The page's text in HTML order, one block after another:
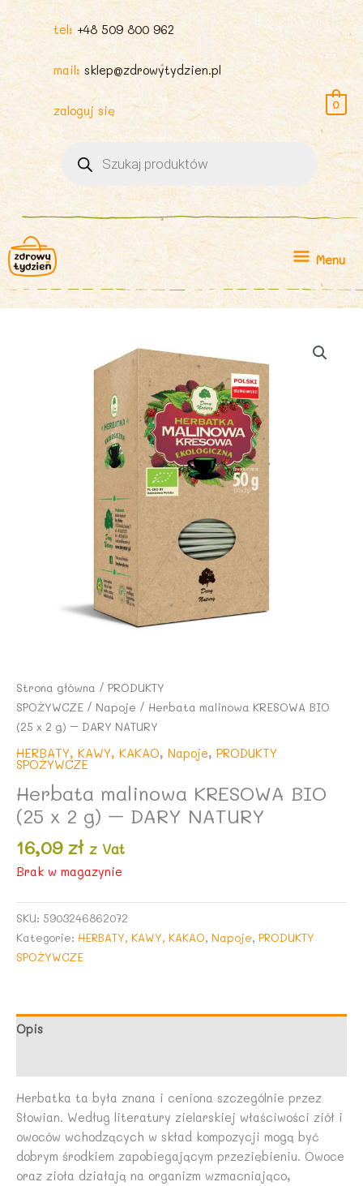
tel: +48 509 800 962
mail: sklep@zdrowytydzien.pl
zaloguj się
produktów
0
Menu
Menu
Strona główna / PRODUKTY
SPOŻYWCZE / Napoje / Herbata malinowa KRESOWA BIO
(25 x 2 g) – DARY NATURY
HERBATY, KAWY, KAKAO, Napoje, PRODUKTY
SPOŻYWCZE
Herbata malinowa KRESOWA BIO
(25 x 2 g) – DARY NATURY
16,09 zł z Vat
Brak w magazynie
SKU: 5903246862072
Kategorie: HERBATY, KAWY, KAKAO, Napoje, PRODUKTY
SPOŻYWCZE
Opis
Herbatka ta była znana i ceniona szczególnie przez
Słowian. Według literatury zielarskiej właściwości ziół i
owoców wchodzących w skład kompozycji mogą być
dobrym środkiem zapobiegającym przeziębieniu. Owoce
oraz zioła działają na organizm wzmacniająco,